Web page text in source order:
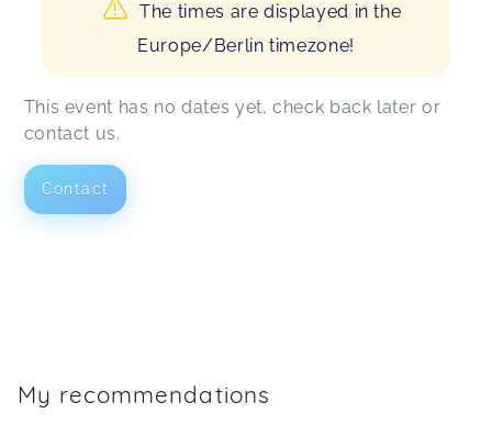
The times are displayed in the
Europe/Berlin timezone!
This event has no dates yet, check back later or
contact us.
Contact
My recommendations